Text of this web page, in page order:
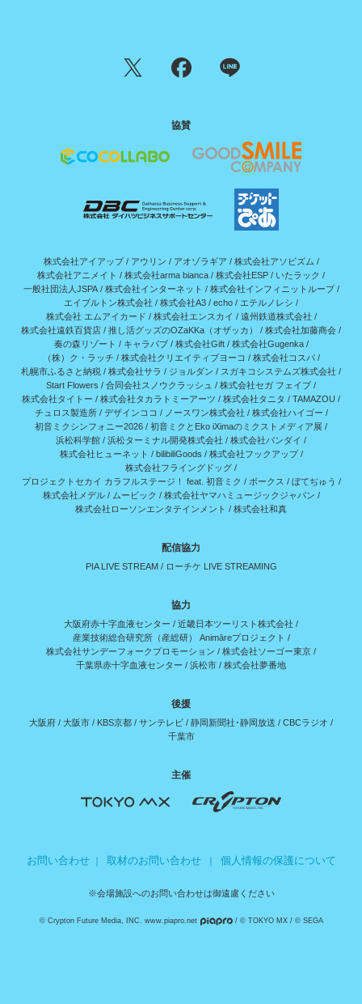
協賛
株式会社アイアップ/ アウリン / アオゾラギア / 株式会社アソビズム /
株式会社アニメイト / 株式会社arma bianca / 株式会社ESP / いたラック /
一般社団法人JSPA/ 株式会社インターネット / 株式会社インフィニットループ/
エイブルトン株式会社 / 株式会社A3 / echo / エテルノレシ /
株式会社 エムアイカード / 株式会社エンスカイ / 遠州鉄道株式会社 /
株式会社遠鉄百貨店 / 推し活グッズのOZaKKa（オザッカ） / 株式会社加藤商会 /
奏の森リゾート / キャラパブ/ 株式会社Gift/ 株式会社Gugenka/
（株）ク・ラッチ / 株式会社クリエイティブヨーコ / 株式会社コスパ/
札幌市ふるさと納税 / 株式会社サラ / ジョルダン / スガキコシステムズ株式会社 /
Start Flowers / 合同会社スノウクラッシュ / 株式会社セガ フェイブ /
株式会社タイトー / 株式会社タカラトミーアーツ / 株式会社タニタ / TAMAZOU /
チュロス製造所/ デザインココ / ノースワン株式会社 / 株式会社ハイゴー /
初音ミクシンフォニー2026 / 初音ミクとEko iXimaのミクストメディア展 /
浜松科学館 / 浜松ターミナル開発株式会社 / 株式会社バンダイ /
株式会社ヒューネット / bilibiliGoods / 株式会社フックアップ/
株式会社フライングドッグ /
プロジェクトセカイ カラフルステージ！ feat. 初音ミク / ボークス / ぼてぢゅう /
株式会社メデル/ ムービック / 株式会社ヤマハミュージックジャパン /
株式会社ローソンエンタテインメント / 株式会社和真
配信協力
PIA LIVE STREAM / ローチケ LIVE STREAMING
協力
大阪府赤十字血液センター / 近畿日本ツーリスト株式会社 /
産業技術総合研究所（産総研） Animāreプロジェクト /
株式会社サンデーフォークプロモーション / 株式会社ソーゴー東京 /
千葉県赤十字血液センター / 浜松市 / 株式会社夢番地
後援
大阪府 / 大阪市 / KBS京都 / サンテレビ / 静岡新聞社･静岡放送 / CBCラジオ /
千葉市
主催
お問い合わせ｜ 取材のお問い合わせ｜ 個人情報の保護について
※会場施設へのお問い合わせは御遠慮ください
© Crypton Future Media, INC. www.piapro.net / © TOKYO MX / © SEGA